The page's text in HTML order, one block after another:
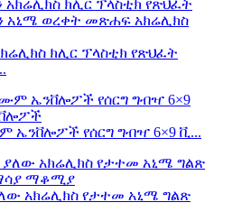
ክሊር ፕላስቲክ የጽህፈት
ኤንቨሎፖች የሰርግ ግብዣ 6×9 ቪ...
አክሬሊክስ የታተመ አኒሜ ግልጽ